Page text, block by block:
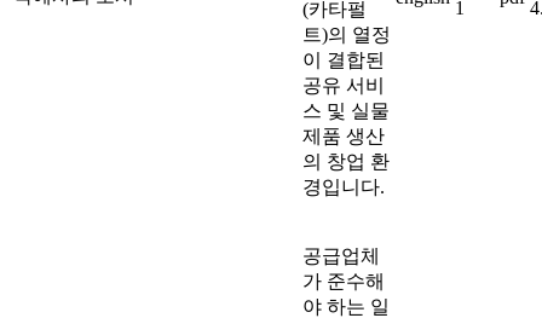
(카타펄
트)의 열정
이 결합된
공유 서비
스 및 실물
제품 생산
의 창업 환
경입니다.
1
공급업체
가 준수해
야 하는 일